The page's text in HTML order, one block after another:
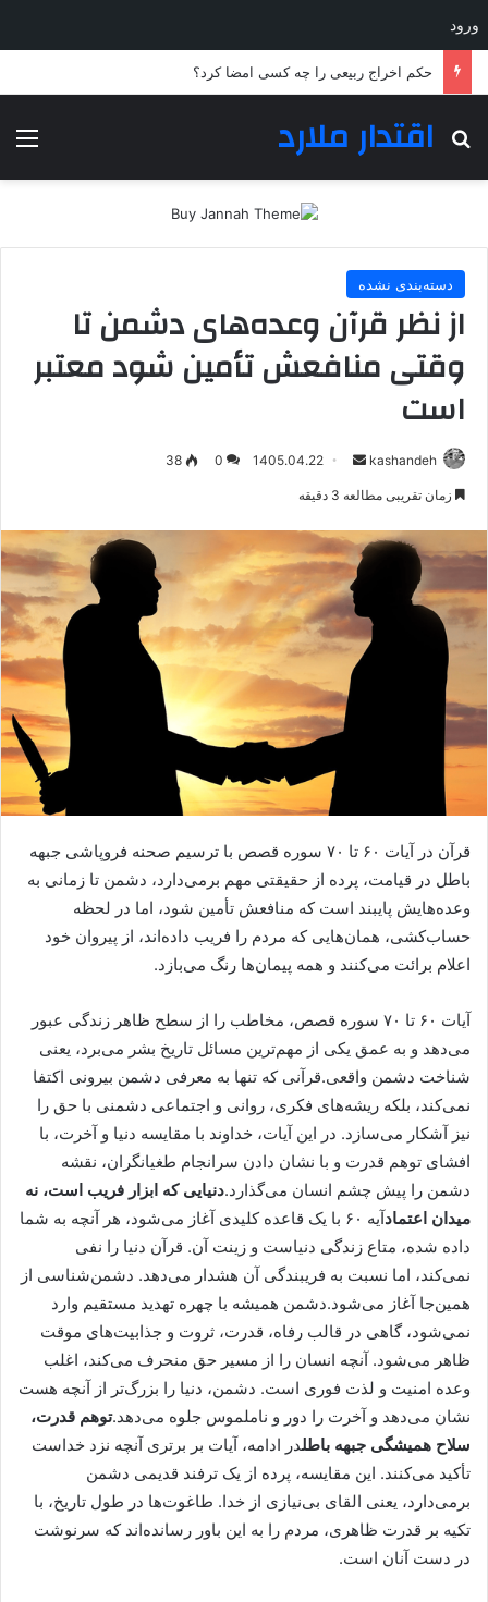
ورود
حکم اخراج ربیعی را چه کسی امضا کرد؟
اقتدار ملارد
جستجو برای
دسته‌بندی نشده
از نظر قرآن وعده‌های دشمن تا
وقتی منافعش تأمین شود معتبر
است
kashandeh
ارسال1405.04.22
0
38
زمان تقریبی مطالعه 3 دقیقه
قرآن در آیات ۶۰ تا ۷۰ سوره قصص با ترسیم صحنه فروپاشی جبهه
باطل در قیامت، پرده از حقیقتی مهم برمی‌دارد، دشمن تا زمانی به
وعده‌هایش پایبند است که منافعش تأمین شود، اما در لحظه
حساب‌کشی، همان‌هایی که مردم را فریب داده‌اند، از پیروان خود
اعلام برائت می‌کنند و همه پیمان‌ها رنگ می‌بازد.
آیات ۶۰ تا ۷۰ سوره قصص، مخاطب را از سطح ظاهر زندگی عبور
می‌دهد و به عمق یکی از مهم‌ترین مسائل تاریخ بشر می‌برد، یعنی
شناخت دشمن واقعی.قرآنی که تنها به معرفی دشمن بیرونی اکتفا
نمی‌کند، بلکه ریشه‌های فکری، روانی و اجتماعی دشمنی با حق را
نیز آشکار می‌سازد. در این آیات، خداوند با مقایسه دنیا و آخرت، با
افشای توهم قدرت و با نشان دادن سرانجام طغیانگران، نقشه
دشمن را پیش چشم انسان می‌گذارد.دنیایی که ابزار فریب است، نه
میدان اعتماد
آیه ۶۰ با یک قاعده کلیدی آغاز می‌شود، هر آنچه به شما
داده شده، متاع زندگی دنیاست و زینت آن. قرآن دنیا را نفی
نمی‌کند، اما نسبت به فریبندگی آن هشدار می‌دهد. دشمن‌شناسی از
همین‌جا آغاز می‌شود.دشمن همیشه با چهره تهدید مستقیم وارد
نمی‌شود، گاهی در قالب رفاه، قدرت، ثروت و جذابیت‌های موقت
ظاهر می‌شود. آنچه انسان را از مسیر حق منحرف می‌کند، اغلب
وعده امنیت و لذت فوری است. دشمن، دنیا را بزرگ‌تر از آنچه هست
نشان می‌دهد و آخرت را دور و ناملموس جلوه می‌دهد.توهم قدرت،
سلاح همیشگی جبهه باطلدر ادامه، آیات بر برتری آنچه نزد خداست
تأکید می‌کنند. این مقایسه، پرده از یک ترفند قدیمی دشمن
برمی‌دارد، یعنی القای بی‌نیازی از خدا. طاغوت‌ها در طول تاریخ، با
تکیه بر قدرت ظاهری، مردم را به این باور رسانده‌اند که سرنوشت
در دست آنان است.